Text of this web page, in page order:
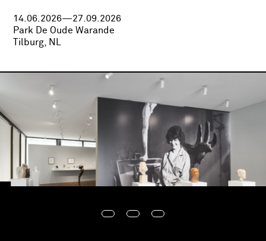
14.06.2026—27.09.2026
Park De Oude Warande
Tilburg, NL